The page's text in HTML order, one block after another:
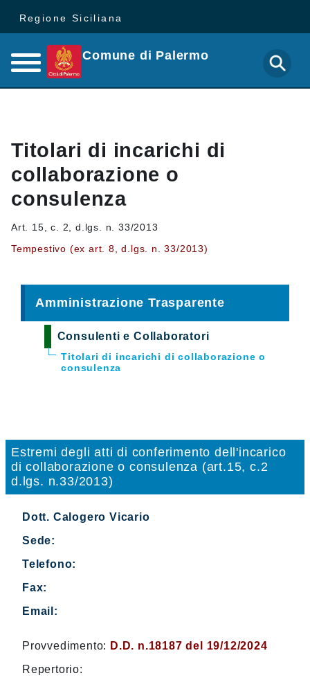
Regione Siciliana
Comune di Palermo
Titolari di incarichi di
collaborazione o
consulenza
Art. 15, c. 2, d.lgs. n. 33/2013
Tempestivo (ex art. 8, d.lgs. n. 33/2013)
Amministrazione Trasparente
Consulenti e Collaboratori
Titolari di incarichi di collaborazione o
consulenza
Estremi degli atti di conferimento dell'incarico
di collaborazione o consulenza (art.15, c.2
d.lgs. n.33/2013)
Dott. Calogero Vicario
Sede:
Telefono:
Fax:
Email:
Provvedimento: D.D. n.18187 del 19/12/2024
Repertorio: